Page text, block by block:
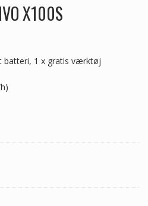
X100S
batteri, 1 x gratis værktøj